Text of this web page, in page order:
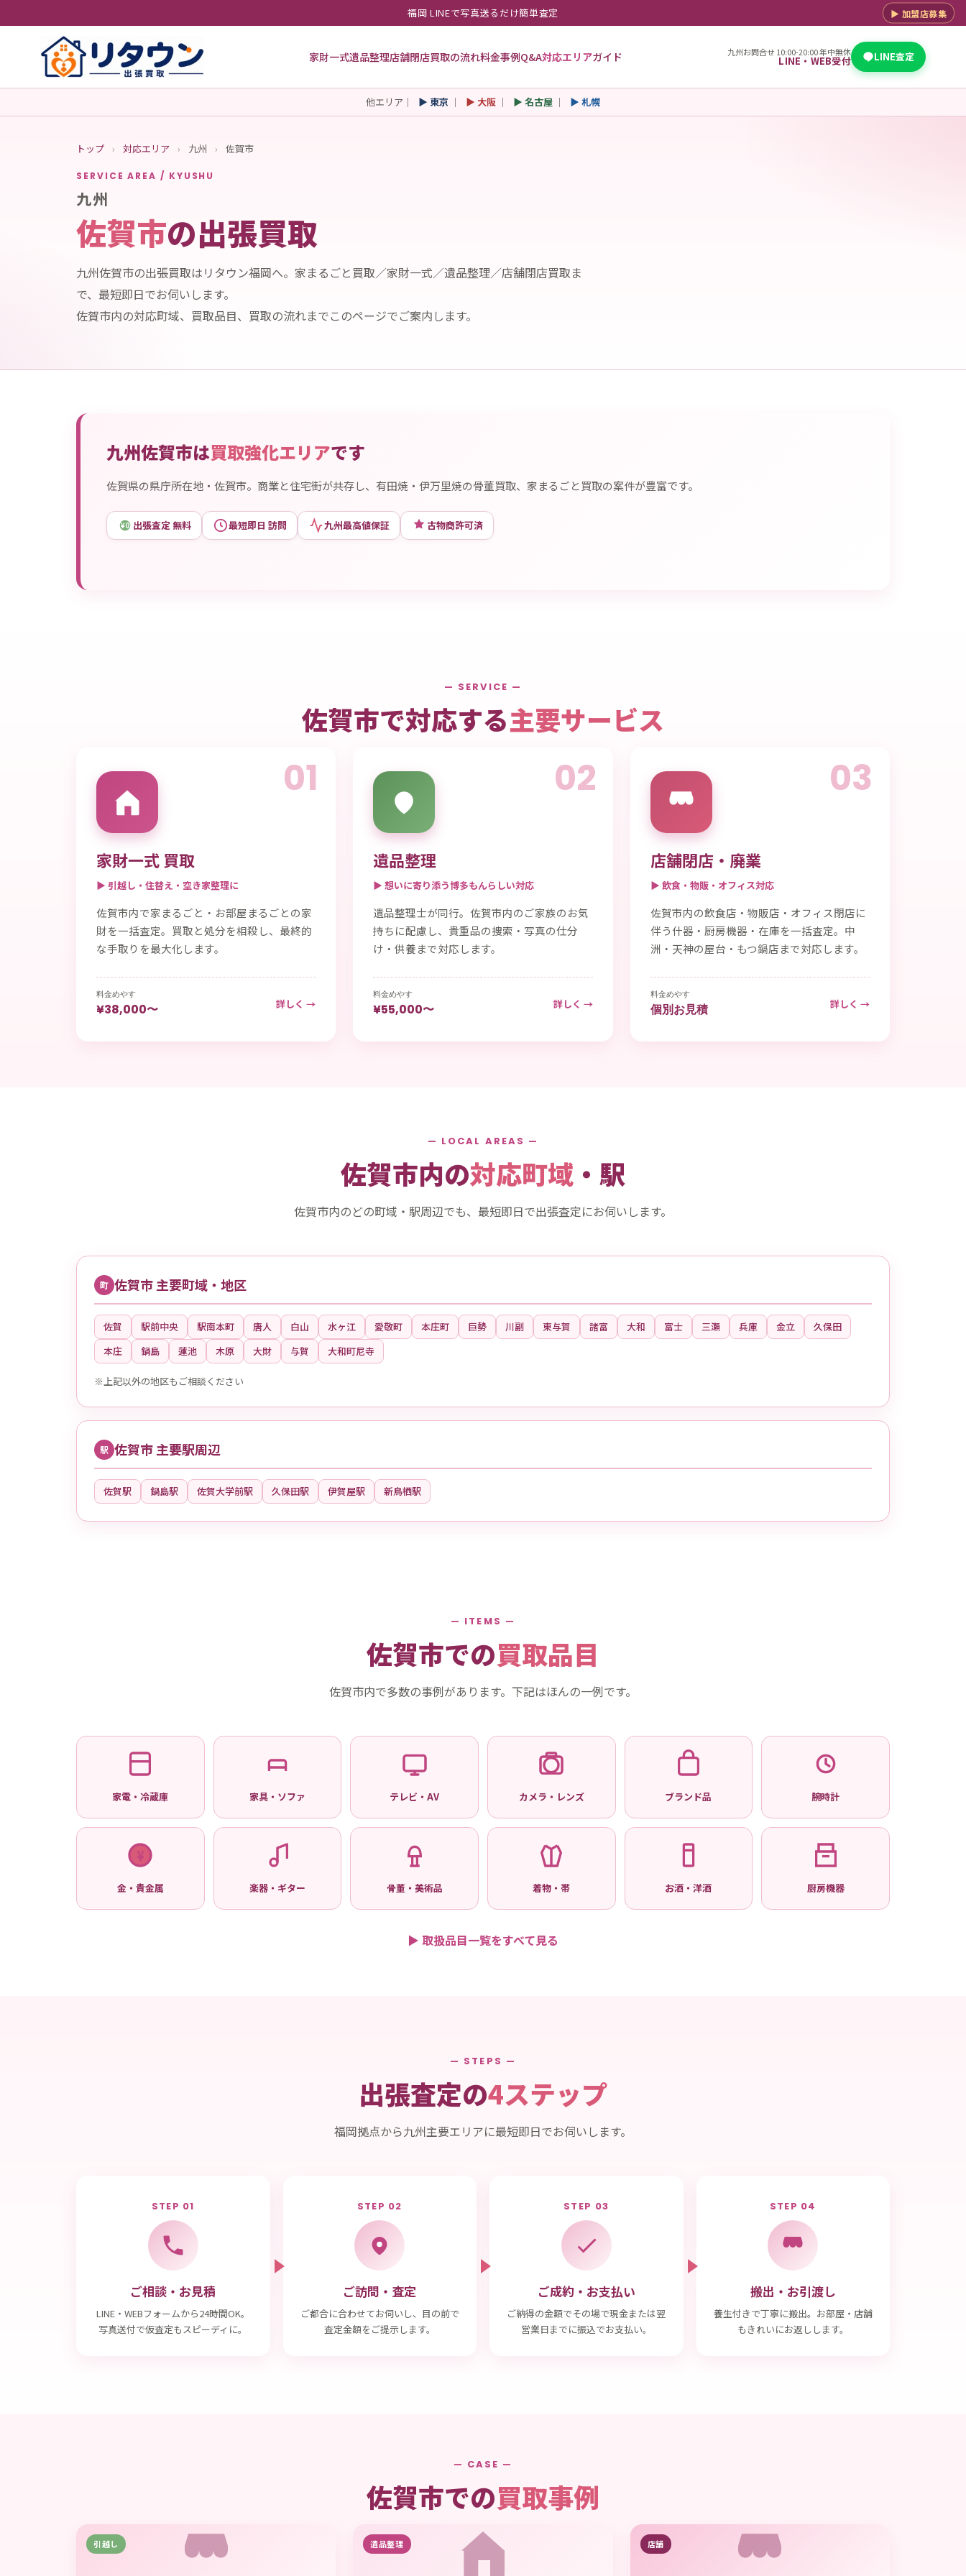
福岡 LINEで写真送るだけ簡単査定 ▶ 加盟店募集
家財一式遺品整理店舗閉店買取の流れ料金事例Q&A対応エリアガイド 九州お問合せ 10:00-20:00 年中無休
LINE・WEB受付 LINE査定
他エリア｜ ▶ 東京 ｜ ▶ 大阪 ｜ ▶ 名古屋 ｜ ▶ 札幌
トップ › 対応エリア › 九州 › 佐賀市
SERVICE AREA / KYUSHU
九州
佐賀市の出張買取
九州佐賀市の出張買取はリタウン福岡へ。家まるごと買取／家財一式／遺品整理／店舗閉店買取ま
で、最短即日でお伺いします。
佐賀市内の対応町域、買取品目、買取の流れまでこのページでご案内します。
九州佐賀市は買取強化エリアです
佐賀県の県庁所在地・佐賀市。商業と住宅街が共存し、有田焼・伊万里焼の骨董買取、家まるごと買取の案件が豊富です。
¥0 出張査定 無料 最短即日 訪問 九州最高値保証 古物商許可済
— SERVICE —
佐賀市で対応する主要サービス
01
家財一式 買取
▶ 引越し・住替え・空き家整理に
佐賀市内で家まるごと・お部屋まるごとの家
財を一括査定。買取と処分を相殺し、最終的
な手取りを最大化します。
料金めやす
¥38,000〜 詳しく →
02
遺品整理
▶ 想いに寄り添う博多もんらしい対応
遺品整理士が同行。佐賀市内のご家族のお気
持ちに配慮し、貴重品の捜索・写真の仕分
け・供養まで対応します。
料金めやす
¥55,000〜 詳しく →
03
店舗閉店・廃業
▶ 飲食・物販・オフィス対応
佐賀市内の飲食店・物販店・オフィス閉店に
伴う什器・厨房機器・在庫を一括査定。中
洲・天神の屋台・もつ鍋店まで対応します。
料金めやす
個別お見積 詳しく →
— LOCAL AREAS —
佐賀市内の対応町域 ・駅
佐賀市内のどの町域・駅周辺でも、最短即日で出張査定にお伺いします。
町 佐賀市 主要町域・地区
佐賀 駅前中央 駅南本町 唐人 白山 水ヶ江 愛敬町 本庄町 巨勢 川副 東与賀 諸富 大和 富士 三瀬 兵庫 金立
久保田
本庄
鍋島 蓮池 木原 大財 与賀 大和町尼寺
※上記以外の地区もご相談ください
駅 佐賀市 主要駅周辺
佐賀駅 鍋島駅 佐賀大学前駅 久保田駅 伊賀屋駅 新鳥栖駅
— ITEMS —
佐賀市での買取品目
佐賀市内で多数の事例があります。下記はほんの一例です。
家電・冷蔵庫 家具・ソファ テレビ・AV カメラ・レンズ ブランド品 腕時計
¥
金・貴金属 楽器・ギター 骨董・美術品 着物・帯 お酒・洋酒 厨房機器
▶ 取扱品目一覧をすべて見る
— STEPS —
出張査定の4ステップ
福岡拠点から九州主要エリアに最短即日でお伺いします。
STEP 01
ご相談・お見積
LINE・WEBフォームから24時間OK。
写真送付で仮査定もスピーディに。
STEP 02
ご訪問・査定
ご都合に合わせてお伺いし、目の前で
査定金額をご提示します。
STEP 03
ご成約・お支払い
ご納得の金額でその場で現金または翌
営業日までに振込でお支払い。
STEP 04
搬出・お引渡し
養生付きで丁寧に搬出。お部屋・店舗
もきれいにお返しします。
— CASE —
佐賀市での買取事例
引越し 遺品整理 店舗